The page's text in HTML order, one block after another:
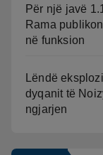
Për një javë
Rama
në funksion
Lëndë
dyqanit të
ngjarjen